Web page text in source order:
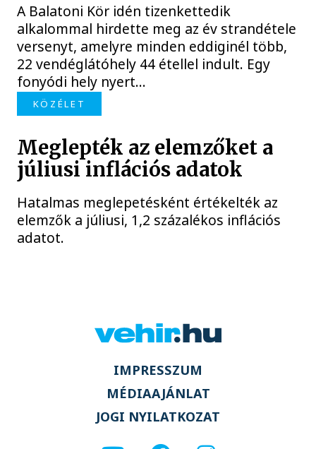
A Balatoni Kör idén tizenkettedik
alkalommal hirdette meg az év strandétele
versenyt, amelyre minden eddiginél több,
22 vendéglátóhely 44 étellel indult. Egy
fonyódi hely nyert...
KÖZÉLET
Meglepték az elemzőket a
júliusi inflációs adatok
Hatalmas meglepetésként értékelték az
elemzők a júliusi, 1,2 százalékos inflációs
adatot.
IMPRESSZUM
MÉDIAAJÁNLAT
JOGI NYILATKOZAT